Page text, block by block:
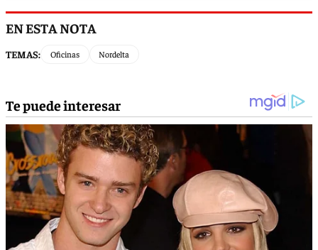
EN ESTA NOTA
TEMAS: Oficinas Nordelta